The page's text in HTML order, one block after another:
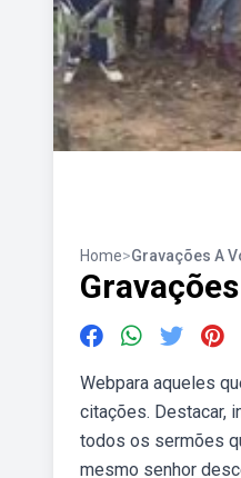
Home>Gravações A
Webpara aqueles
citações. Destacar,
todos os sermões
mesmo senhor